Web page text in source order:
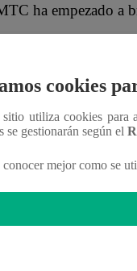
ha empezado a
o
tengan una
cookies
sitio utiliza cookies para
se gestionarán según el
conocer mejor como se